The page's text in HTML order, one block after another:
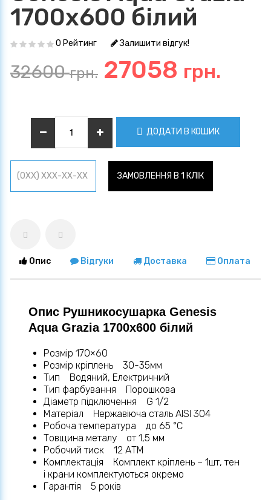
1700x600 білий
0 Рейтинг Залишити відгук!
32600грн. 27058 грн.
ДОДАТИ В КОШИК
ЗАМОВЛЕННЯ В 1 КЛІК
Опис Відгуки Доставка Оплата
Опис Рушникосушарка Genesis
Aqua Grazia 1700x600 білий
Розмір 170×60
Розмір кріплень 30-35мм
Тип Водяний, Електричний
Тип фарбування Порошкова
Діаметр підключення G 1/2
Матеріал Нержавіюча сталь AISI 304
Робоча температура до 65 °С
Товщина металу от 1,5 мм
Робочий тиск 12 АТМ
Комплектація Комплект кріплень – 1шт, тен
і крани комплектуються окремо
Гарантія 5 років